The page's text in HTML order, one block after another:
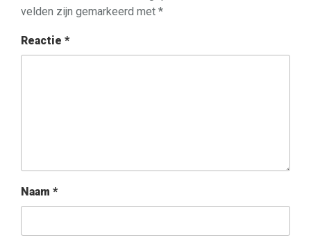
velden zijn gemarkeerd met *
Reactie *
Naam *